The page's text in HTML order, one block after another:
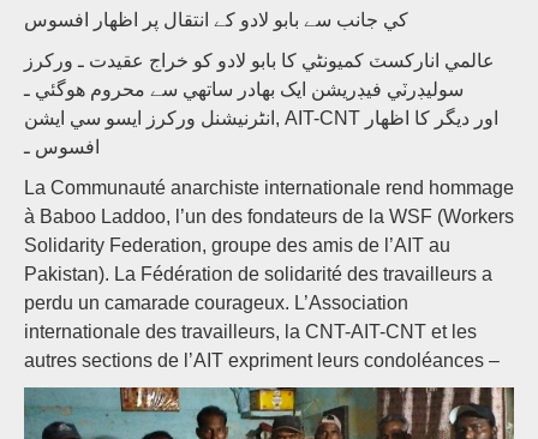
کي جانب سے بابو لادو کے انتقال پر اظھار افسوس
عالمي انارکسٽ کميونڻي کا بابو لادو کو خراج عقيدت ـ ورکرز
سوليڊرٽي فيڊريشن ايک بھادر ساتھي سے محروم ھوگئي ـ
انڻرنيشنل ورکرز ايسو سي ايشن, AIT-CNT اور ديگر کا اظھار
افسوس ـ
La Communauté anarchiste internationale rend hommage
à Baboo Laddoo, l’un des fondateurs de la WSF (Workers
Solidarity Federation, groupe des amis de l’AIT au
Pakistan). La Fédération de solidarité des travailleurs a
perdu un camarade courageux. L’Association
internationale des travailleurs, la CNT-AIT-CNT et les
autres sections de l’AIT expriment leurs condoléances –